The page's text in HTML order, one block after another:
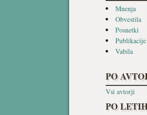
Mnenja
Obvestila
Posnetki
Publikacije
Vabila
PO
Vsi avtorji
PO